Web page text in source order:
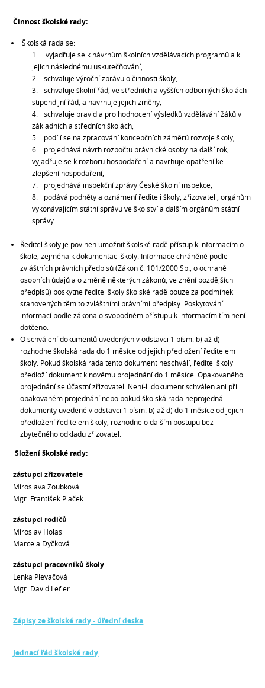
Činnost školské rady:
Školská rada se:
vyjadřuje se k návrhům školních vzdělávacích programů a k
jejich následnému uskutečňování,
schvaluje výroční zprávu o činnosti školy,
schvaluje školní řád, ve středních a vyšších odborných školách
stipendijní řád, a navrhuje jejich změny,
schvaluje pravidla pro hodnocení výsledků vzdělávání žáků v
základních a středních školách,
podílí se na zpracování koncepčních záměrů rozvoje školy,
projednává návrh rozpočtu právnické osoby na další rok,
vyjadřuje se k rozboru hospodaření a navrhuje opatření ke
zlepšení hospodaření,
projednává inspekční zprávy České školní inspekce,
podává podněty a oznámení řediteli školy, zřizovateli, orgánům
vykonávajícím státní správu ve školství a dalším orgánům státní
správy.
Ředitel školy je povinen umožnit školské radě přístup k informacím o
škole, zejména k dokumentaci školy. Informace chráněné podle
zvláštních právních předpisů (Zákon č. 101/2000 Sb., o ochraně
osobních údajů a o změně některých zákonů, ve znění pozdějších
předpisů) poskytne ředitel školy školské radě pouze za podmínek
stanovených těmito zvláštními právními předpisy. Poskytování
informací podle zákona o svobodném přístupu k informacím tím není
dotčeno.
O schválení dokumentů uvedených v odstavci 1 písm. b) až d)
rozhodne školská rada do 1 měsíce od jejich předložení ředitelem
školy. Pokud školská rada tento dokument neschválí, ředitel školy
předloží dokument k novému projednání do 1 měsíce. Opakovaného
projednání se účastní zřizovatel. Není-li dokument schválen ani při
opakovaném projednání nebo pokud školská rada neprojedná
dokumenty uvedené v odstavci 1 písm. b) až d) do 1 měsíce od jejich
předložení ředitelem školy, rozhodne o dalším postupu bez
zbytečného odkladu zřizovatel.
Složení školské rady:
zástupci zřizovatele
Miroslava Zoubková
Mgr. František Plaček
zástupci rodičů
Miroslav Holas
Marcela Dyčková
zástupci pracovníků školy
Lenka Plevačová
Mgr. David Lefler
Zápisy ze školské rady - úřední deska
Jednací řád školské rady